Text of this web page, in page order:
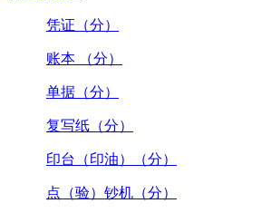
凭证（分）
账本 （分）
单据（分）
复写纸（分）
印台（印油）（分）
点（验）钞机（分）